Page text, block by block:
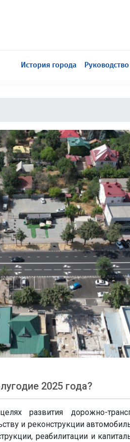
История города
2025 года?
развития дорожно-
и реконструкции
реабилитации и